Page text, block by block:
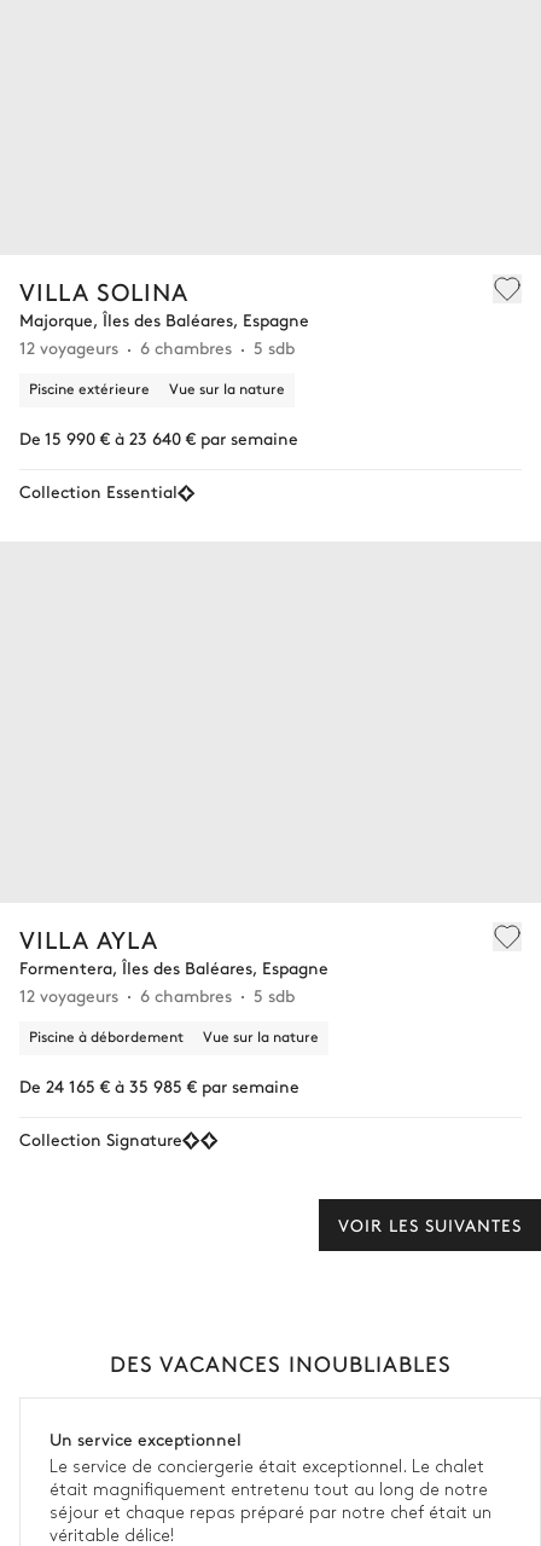
VILLA SOLINA
Majorque, Îles des Baléares, Espagne
12 voyageurs
6 chambres 5 sdb
Piscine extérieure Vue sur la nature
De 15 990 € à 23 640 € par semaine
Collection Essential
VILLA AYLA
Formentera, Îles des Baléares, Espagne
12 voyageurs
6 chambres 5 sdb
Piscine à débordement Vue sur la nature
De 24 165 € à 35 985 € par semaine
Collection Signature
VOIR LES SUIVANTES
DES VACANCES INOUBLIABLES
Un service exceptionnel
Le service de conciergerie était exceptionnel. Le chalet
était magnifiquement entretenu tout au long de notre
séjour et chaque repas préparé par notre chef était un
véritable délice!